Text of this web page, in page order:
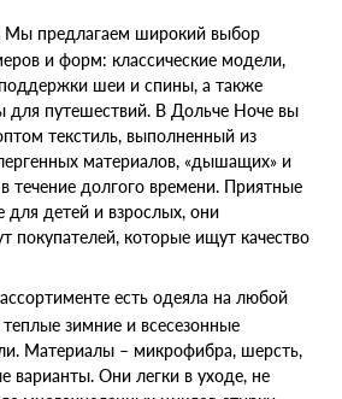
Мы предлагаем широкий выбор
и форм: классические модели,
шеи и спины, а также
для путешествий. В Дольче Ноче вы
текстиль, выполненный из
материалов, «дышащих» и
течение долгого времени. Приятные
для детей и взрослых, они
покупателей, которые ищут качество
есть одеяла на любой
теплые зимние и всесезонные
Материалы – микрофибра, шерсть,
варианты. Они легки в уходе, не